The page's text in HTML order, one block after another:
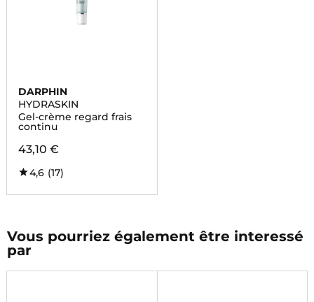
DARPHIN
HYDRASKIN
Gel-crème regard frais
continu
43,10 €
4,6 (17)
Vous pourriez également être interessé
par